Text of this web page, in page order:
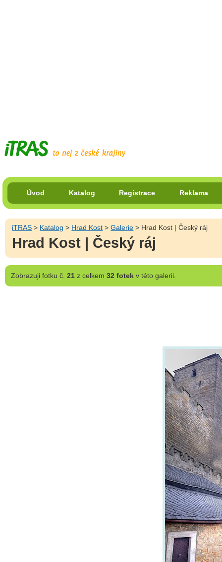
Úvod Katalog Registrace Reklama
iTRAS > Katalog > Hrad Kost >Galerie > Hrad Kost | Český ráj
Hrad Kost | Český ráj
Zobrazujifotku č. 21z celkem 32 fotekv této galerii.